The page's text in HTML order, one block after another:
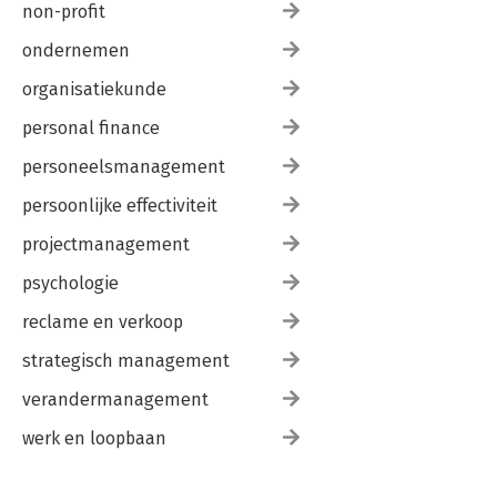
non-profit
ondernemen
organisatiekunde
personal finance
personeelsmanagement
persoonlijke effectiviteit
projectmanagement
psychologie
reclame en verkoop
strategisch management
verandermanagement
werk en loopbaan